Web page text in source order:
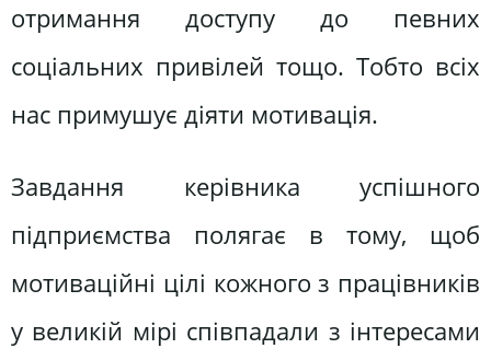
отримання доступу до певних
соціальних привілей тощо. Тобто всіх
нас примушує діяти мотивація.
Завдання керівника успішного
підприємства полягає в тому, щоб
мотиваційні цілі кожного з працівників
у великій мірі співпадали з інтересами